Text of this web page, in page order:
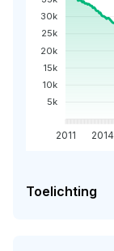
30k
25k
20k
15k
10k
5k
2011 2014
Toelichting